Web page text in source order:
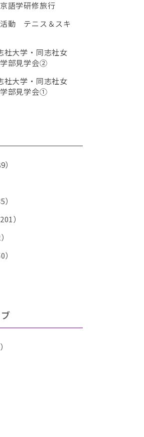
語学研修旅行
動 テニス＆スキ
大学・同志社女
部見学会②
大学・同志社女
部見学会①
）